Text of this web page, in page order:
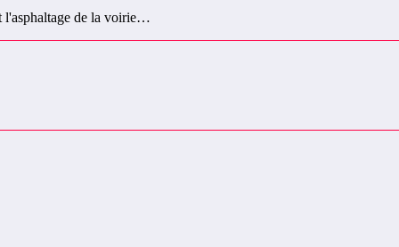
l'asphaltage de la voirie…